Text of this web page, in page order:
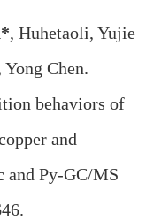
, Huhetaoli, Yujie
Chen.
behaviors of
and
and Py-GC/MS